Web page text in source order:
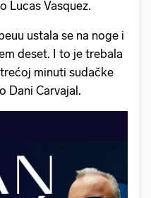
Lucas Vasquez.
ustala se na noge i
deset. I to je trebala
minuti sudačke
Dani Carvajal.